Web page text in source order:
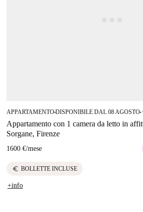
APPARTAMENTO■DISPONIBILE DAL 08 AGOSTO■
Appartamento con 1 camera da letto in
Sorgane, Firenze
1600 €/mese
euro BOLLETTE INCLUSE
+info